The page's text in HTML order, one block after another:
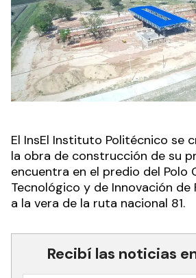
El InsEl Instituto Politécnico se
la obra de construcción de su
encuentra en el predio del Polo
Tecnológico y de Innovación de
a la vera de la ruta nacional 81.
Recibí las noticias